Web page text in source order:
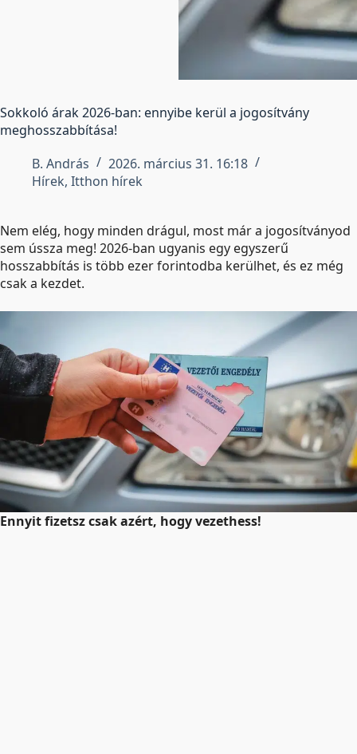
Sokkoló árak 2026-ban: ennyibe kerül a jogosítvány
meghosszabbítása!
B. András
2026. március 31. 16:18
Hírek, Itthon hírek
Nem elég, hogy minden drágul, most már a jogosítványod
sem ússza meg! 2026-ban ugyanis egy egyszerű
hosszabbítás is több ezer forintodba kerülhet, és ez még
csak a kezdet.
Ennyit fizetsz csak azért, hogy vezethess!